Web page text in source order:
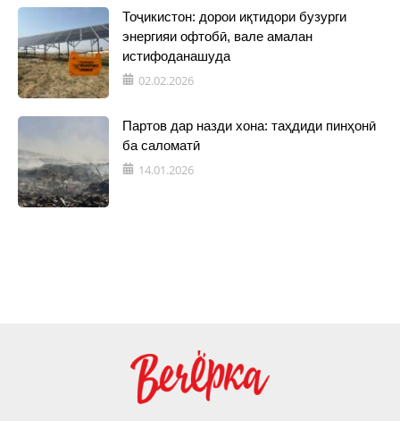
Тоҷикистон: дорои иқтидори бузурги
энергияи офтобӣ, вале амалан
истифоданашуда
02.02.2026
Партов дар назди хона: таҳдиди пинҳонӣ
ба саломатӣ
14.01.2026